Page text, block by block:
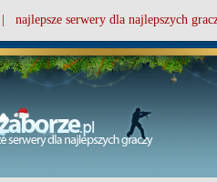
| najlepsze serwery dla najlepszych